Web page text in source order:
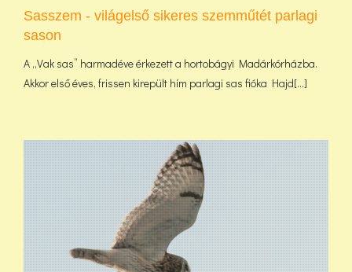
Sasszem - világelső sikeres szemműtét parlagi
sason
A „Vak sas” harmadéve érkezett a hortobágyi Madárkórházba.
Akkor első éves, frissen kirepült hím parlagi sas fióka Hajd[...]